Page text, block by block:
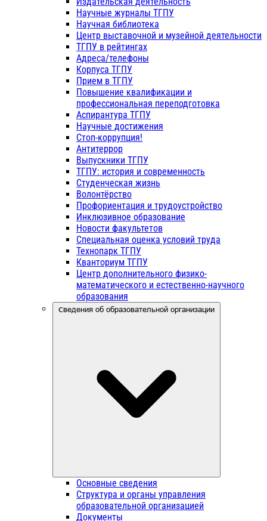
Научные журналы ТГПУ
Научная библиотека
Центр выставочной и музейной деятельности
ТГПУ в рейтингах
Адреса/телефоны
Корпуса ТГПУ
Прием в ТГПУ
Повышение квалификации и
профессиональная переподготовка
Аспирантура ТГПУ
Научные достижения
Стоп-коррупция!
Антитеррор
Выпускники ТГПУ
ТГПУ: история и современность
Студенческая жизнь
Волонтёрство
Профориентация и трудоустройство
Инклюзивное образование
Новости факультетов
Специальная оценка условий труда
Технопарк ТГПУ
Кванториум ТГПУ
Центр дополнительного физико-
математического и естественно-научного
образования
Сведения об образовательной организации
Основные сведения
Структура и органы управления
образовательной организацией
Документы